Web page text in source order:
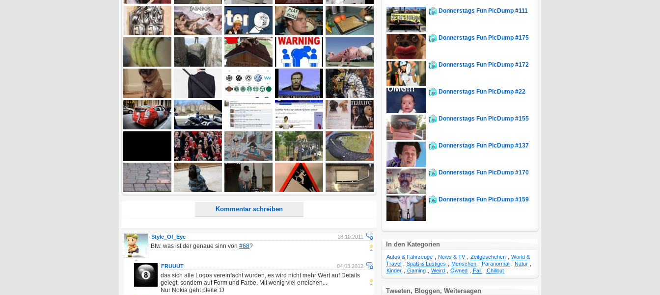
Kommentar schreiben
Name:
E-Mail-Adresse (optional):
Kommentar:
Alle HTML-Tags außer <br>, <strike> und <i> werden aus Deinem Kommentar entfernt.
URLs werden automatisch umgewandelt. Bitte verwende "www." oder "http://" in URLs
Ich möchte eine E-Mail, wenn zu meinem Kommentar Antworten erscheinen.
Ich möchte eine E-Mail, wenn auf dieser Seite weitere Kommentare erscheinen.
18.10.2011
Style_Of_Eye
Btw. was ist der genaue sinn von #68?
04.03.2012
FRUUUT
das sich alle Logos vereinfacht wurden, es wird nicht mehr Wert auf Details
gelegt, sondern auf Form und Farbe. Mit wenig viel erreichen...
Nur Nokia geht pleite :D
Donnerstags Fun PicDump #111
Donnerstags Fun PicDump #175
Donnerstags Fun PicDump #172
Donnerstags Fun PicDump #22
Donnerstags Fun PicDump #155
Donnerstags Fun PicDump #137
Donnerstags Fun PicDump #170
Donnerstags Fun PicDump #159
In den Kategorien
Autos & Fahrzeuge News & TV Zeitgeschehen
World &
Travel
Spaß & Lustiges Menschen Paranormal Natur
Kinder
Gaming Weird Owned Fail Chillout
Tweeten, Bloggen, Weitersagen